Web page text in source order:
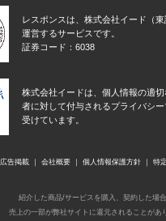
レスポンスは、株式会社イード（
運営するサービスです。
証券コード：6038
株式会社イードは、個人情報の適
者に対して付与されるプライバシ
受けています。
広告掲載 会社概要 個人情報保護方針 特
紹介した商品/サービスを購入、契約した場合
売上の一部が弊社サイトに還元されることがあ